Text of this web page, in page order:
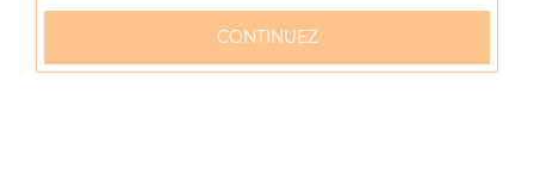
CONTINUEZ